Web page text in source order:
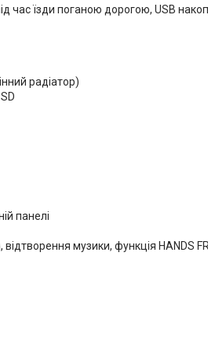
час їзди поганою дорогою, USB
радіатор)
панелі
музики, функція HANDS